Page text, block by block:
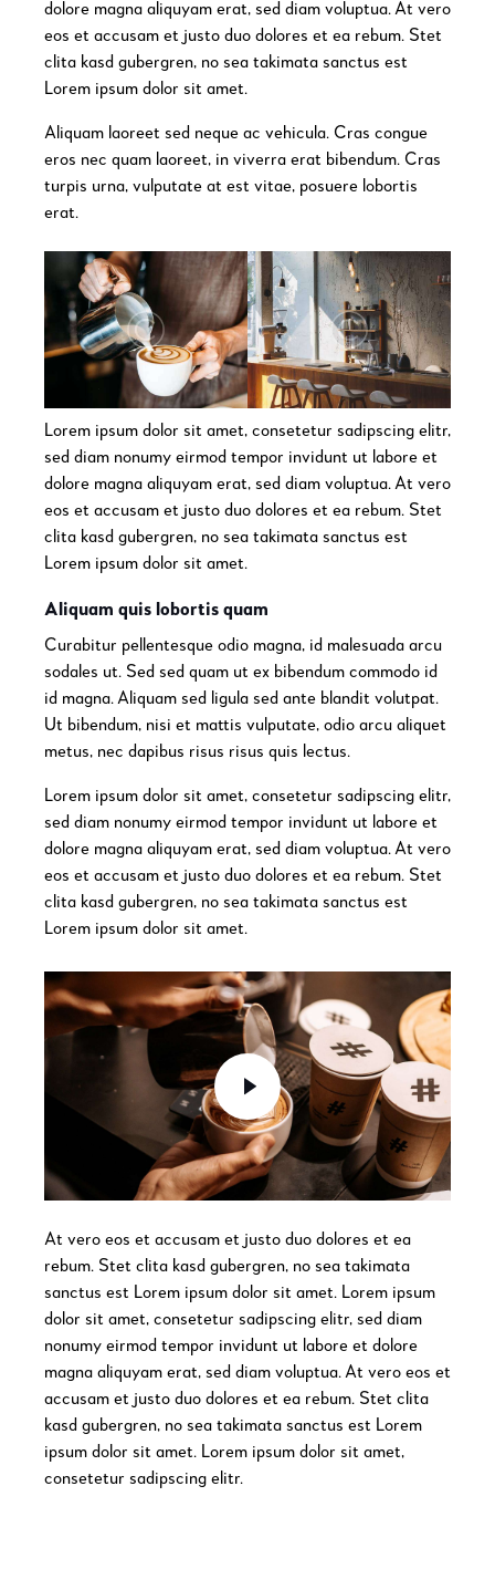
dolore magna aliquyam erat, sed diam voluptua. At vero
eos et accusam et justo duo dolores et ea rebum. Stet
clita kasd gubergren, no sea takimata sanctus est
Lorem ipsum dolor sit amet.
Aliquam laoreet sed neque ac vehicula. Cras congue
eros nec quam laoreet, in viverra erat bibendum. Cras
turpis urna, vulputate at est vitae, posuere lobortis
erat.
Lorem ipsum dolor sit amet, consetetur sadipscing elitr,
sed diam nonumy eirmod tempor invidunt ut labore et
dolore magna aliquyam erat, sed diam voluptua. At vero
eos et accusam et justo duo dolores et ea rebum. Stet
clita kasd gubergren, no sea takimata sanctus est
Lorem ipsum dolor sit amet.
Aliquam quis lobortis quam
Curabitur pellentesque odio magna, id malesuada arcu
sodales ut. Sed sed quam ut ex bibendum commodo id
id magna. Aliquam sed ligula sed ante blandit volutpat.
Ut bibendum, nisi et mattis vulputate, odio arcu aliquet
metus, nec dapibus risus risus quis lectus.
Lorem ipsum dolor sit amet, consetetur sadipscing elitr,
sed diam nonumy eirmod tempor invidunt ut labore et
dolore magna aliquyam erat, sed diam voluptua. At vero
eos et accusam et justo duo dolores et ea rebum. Stet
clita kasd gubergren, no sea takimata sanctus est
Lorem ipsum dolor sit amet.
At vero eos et accusam et justo duo dolores et ea
rebum. Stet clita kasd gubergren, no sea takimata
sanctus est Lorem ipsum dolor sit amet. Lorem ipsum
dolor sit amet, consetetur sadipscing elitr, sed diam
nonumy eirmod tempor invidunt ut labore et dolore
magna aliquyam erat, sed diam voluptua. At vero eos et
accusam et justo duo dolores et ea rebum. Stet clita
kasd gubergren, no sea takimata sanctus est Lorem
ipsum dolor sit amet. Lorem ipsum dolor sit amet,
consetetur sadipscing elitr.